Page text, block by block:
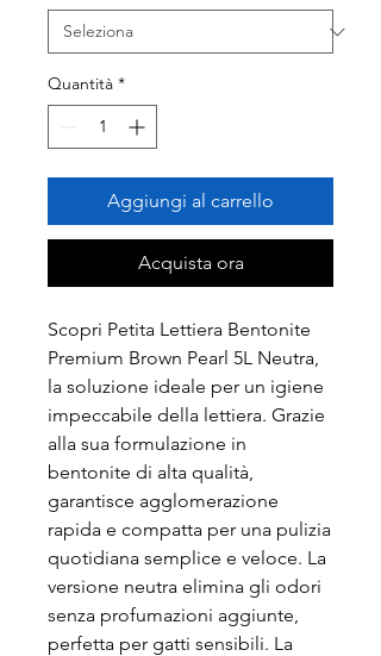
Quantità *
Aggiungi al carrello
Acquista ora
Scopri Petita Lettiera Bentonite
Premium Brown Pearl 5L Neutra,
la soluzione ideale per un igiene
impeccabile della lettiera. Grazie
alla sua formulazione in
bentonite di alta qualità,
garantisce agglomerazione
rapida e compatta per una pulizia
quotidiana semplice e veloce. La
versione neutra elimina gli odori
senza profumazioni aggiunte,
perfetta per gatti sensibili. La